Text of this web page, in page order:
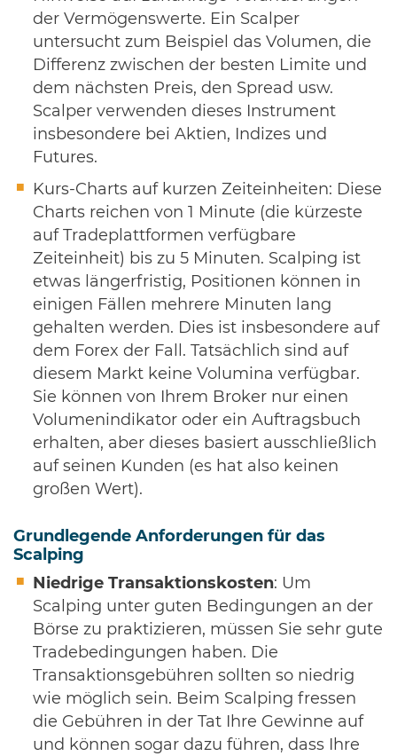
der Vermögenswerte. Ein Scalper
untersucht zum Beispiel das Volumen, die
Differenz zwischen der besten Limite und
dem nächsten Preis, den Spread usw.
Scalper verwenden dieses Instrument
insbesondere bei Aktien, Indizes und
Futures.
Kurs-Charts auf kurzen Zeiteinheiten: Diese
Charts reichen von 1 Minute (die kürzeste
auf Tradeplattformen verfügbare
Zeiteinheit) bis zu 5 Minuten. Scalping ist
etwas längerfristig, Positionen können in
einigen Fällen mehrere Minuten lang
gehalten werden. Dies ist insbesondere auf
dem Forex der Fall. Tatsächlich sind auf
diesem Markt keine Volumina verfügbar.
Sie können von Ihrem Broker nur einen
Volumenindikator oder ein Auftragsbuch
erhalten, aber dieses basiert ausschließlich
auf seinen Kunden (es hat also keinen
großen Wert).
Grundlegende Anforderungen für das
Scalping
Niedrige Transaktionskosten: Um
Scalping unter guten Bedingungen an der
Börse zu praktizieren, müssen Sie sehr gute
Tradebedingungen haben. Die
Transaktionsgebühren sollten so niedrig
wie möglich sein. Beim Scalping fressen
die Gebühren in der Tat Ihre Gewinne auf
und können sogar dazu führen, dass Ihre